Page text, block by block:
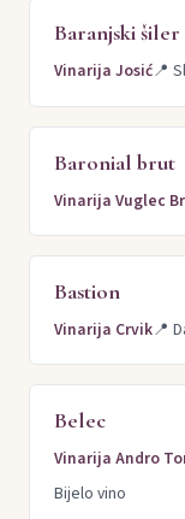
Baranjski šiler
Vinarija Josić📍
Baronial brut
Vinarija Vuglec
Bastion
Vinarija Crvik📍
Belec
Vinarija Andro
Bijelo vino